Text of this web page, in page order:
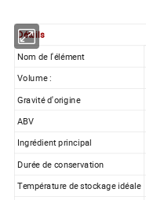
Détails
Nom de l'élément
Volume :
Gravité d'origine
ABV
Ingrédient principal
Durée de conservation
Température de stockage idéale